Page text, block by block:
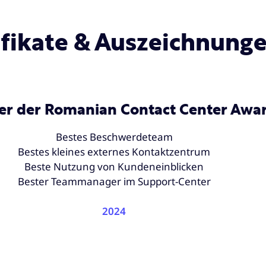
&
der Romanian Contact Center
Bestes Beschwerdeteam
Bestes kleines externes Kontaktzentrum
Beste Nutzung von Kundeneinblicken
Bester Teammanager im Support-Center
2024